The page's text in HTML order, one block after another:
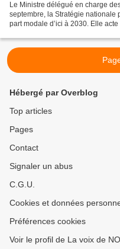
Le Ministre délégué en charge
septembre, la Stratégie nationale
part modale d’ici à 2030. Elle
Hébergé par Overblog
Top articles
Pages
Contact
Signaler un abus
C.G.U.
Cookies et données
Préférences cookies
Voir le profil de La voix de